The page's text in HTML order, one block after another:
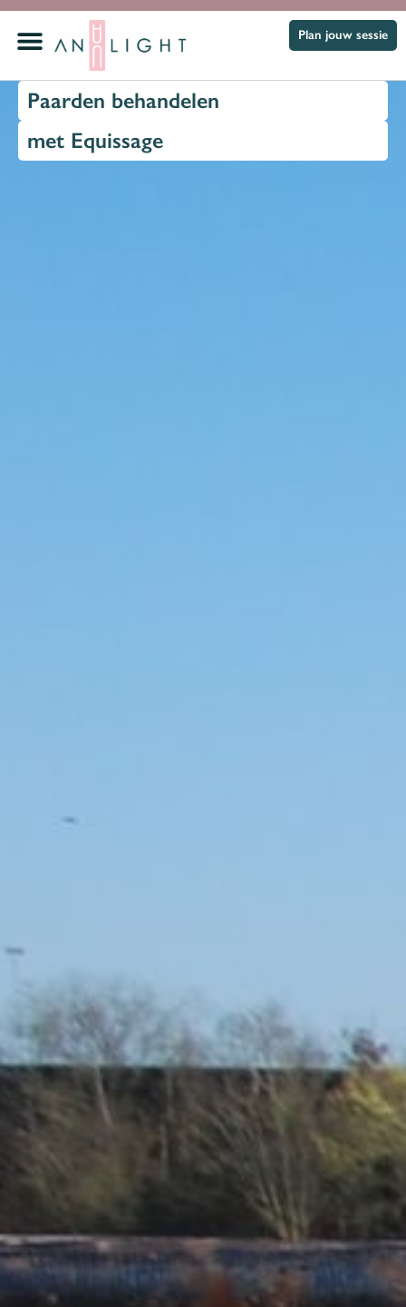
Plan jouw sessie
Paarden behandelen
met Equissage